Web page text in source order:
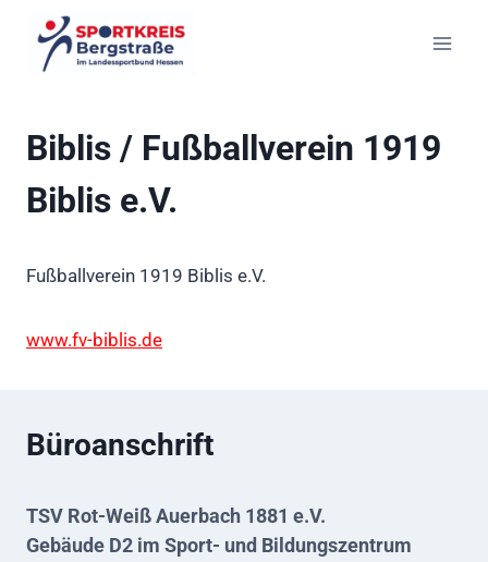
Inhalt
springen
Biblis / Fußballverein 1919
Biblis e.V.
Fußballverein 1919 Biblis e.V.
www.fv-biblis.de
Büroanschrift
TSV Rot-Weiß Auerbach 1881 e.V.
Gebäude D2 im Sport- und Bildungszentrum